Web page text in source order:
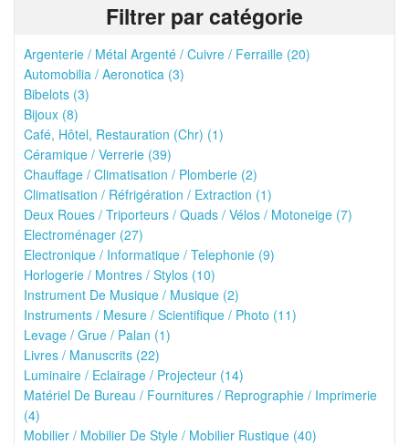
Filtrer par catégorie
Argenterie / Métal Argenté / Cuivre / Ferraille (20)
Automobilia / Aeronotica (3)
Bibelots (3)
Bijoux (8)
Café, Hôtel, Restauration (Chr) (1)
Céramique / Verrerie (39)
Chauffage / Climatisation / Plomberie (2)
Climatisation / Réfrigération / Extraction (1)
Deux Roues / Triporteurs / Quads / Vélos / Motoneige (7)
Electroménager (27)
Electronique / Informatique / Telephonie (9)
Horlogerie / Montres / Stylos (10)
Instrument De Musique / Musique (2)
Instruments / Mesure / Scientifique / Photo (11)
Levage / Grue / Palan (1)
Livres / Manuscrits (22)
Luminaire / Eclairage / Projecteur (14)
Matériel De Bureau / Fournitures / Reprographie / Imprimerie
(4)
Mobilier / Mobilier De Style / Mobilier Rustique (40)